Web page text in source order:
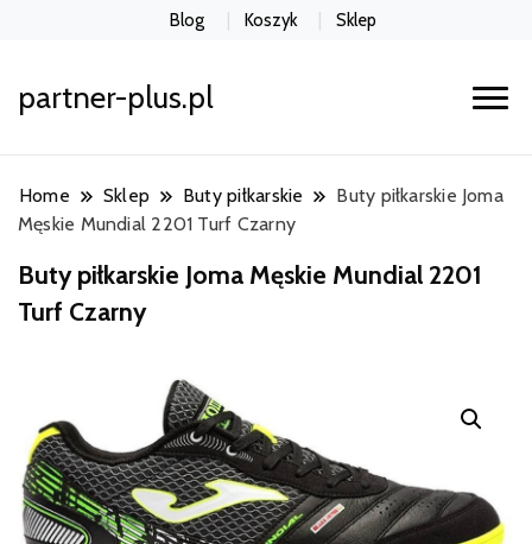
Blog Koszyk Sklep
partner-plus.pl
Home Sklep Buty piłkarskie
Buty piłkarskie Joma
Męskie Mundial 2201 Turf Czarny
Buty piłkarskie Joma Męskie Mundial 2201
Turf Czarny